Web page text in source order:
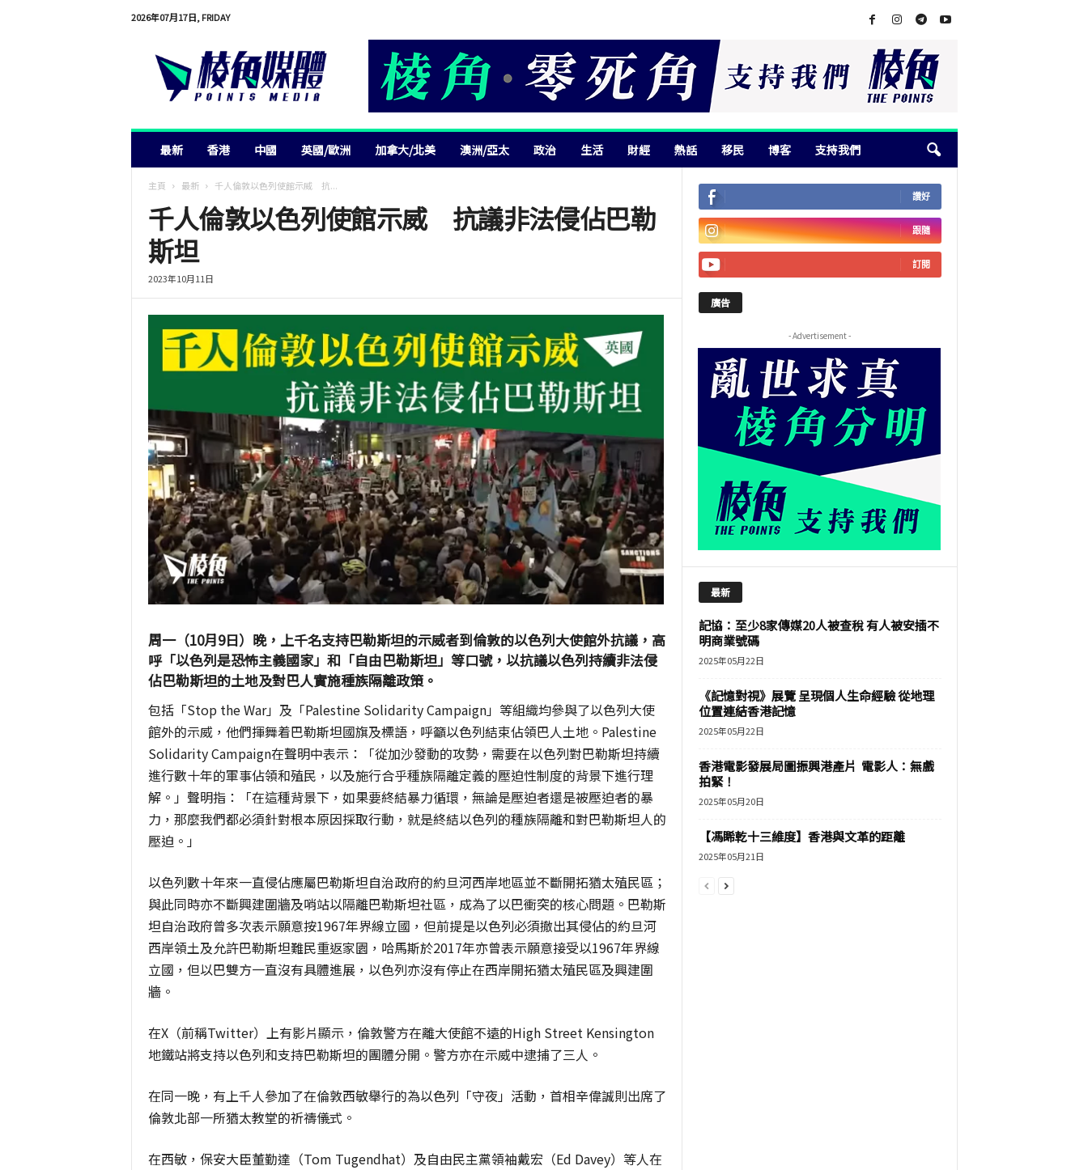
2026年07月17日, FRIDAY
最新 香港 中國 英國/歐洲 加拿大/北美 澳洲/亞太 政治 生活 財經 熱話 移民 博客 支持我們
主頁 最新 千人倫敦以色列使館示威 抗...
千人倫敦以色列使館示威 抗議非法侵佔巴勒
斯坦
2023年10月11日
周一（10月9日）晚，上千名支持巴勒斯坦的示威者到倫敦的以色列大使館外抗議，高
呼「以色列是恐怖主義國家」和「自由巴勒斯坦」等口號，以抗議以色列持續非法侵
佔巴勒斯坦的土地及對巴人實施種族隔離政策。
包括「Stop the War」及「Palestine Solidarity Campaign」等組織均參與了以色列大使
館外的示威，他們揮舞着巴勒斯坦國旗及標語，呼籲以色列結束佔領巴人土地。Palestine
Solidarity Campaign在聲明中表示：「從加沙發動的攻勢，需要在以色列對巴勒斯坦持續
進行數十年的軍事佔領和殖民，以及施行合乎種族隔離定義的壓迫性制度的​​背景下進行理
解。」聲明指：「在這種背景下，如果要終結暴力循環，無論是壓迫者還是被壓迫者的暴
力，那麼我們都必須針對根本原因採取行動，就是終結以色列的種族隔離和對巴勒斯坦人的
壓迫。」
以色列數十年來一直侵佔應屬巴勒斯坦自治政府的約旦河西岸地區並不斷開拓猶太殖民區；
與此同時亦不斷興建圍牆及哨站以隔離巴勒斯坦社區，成為了以巴衝突的核心問題。巴勒斯
坦自治政府曾多次表示願意按1967年界線立國，但前提是以色列必須撤出其侵佔的約旦河
西岸領土及允許巴勒斯坦難民重返家園，哈馬斯於2017年亦曾表示願意接受以1967年界線
立國，但以巴雙方一直沒有具體進展，以色列亦沒有停止在西岸開拓猶太殖民區及興建圍
牆。
在X（前稱Twitter）上有影片顯示，倫敦警方在離大使館不遠的High Street Kensington
地鐵站將支持以色列和支持巴勒斯坦的團體分開。警方亦在示威中逮捕了三人。
在同一晚，有上千人參加了在倫敦西敏舉行的為以色列「守夜」活動，首相辛偉誠則出席了
倫敦北部一所猶太教堂的祈禱儀式。
在西敏，保安大臣董勤達（Tom Tugendhat）及自由民主黨領袖戴宏（Ed Davey）等人在
讚好
跟隨
訂閱
廣告
- Advertisement -
最新
記協：至少8家傳媒20人被查稅 有人被安插不
明商業號碼
2025年05月22日
《記憶對視》展覽 呈現個人生命經驗 從地理
位置連結香港記憶
2025年05月22日
香港電影發展局圖振興港產片 電影人：無戲
拍緊！
2025年05月20日
【馮睎乾十三維度】香港與文革的距離
2025年05月21日